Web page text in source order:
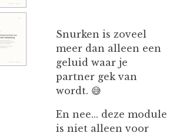
Snurken is zoveel
meer dan alleen een
geluid waar je
partner gek van
wordt. 😅
En nee... deze module
is niet alleen voor